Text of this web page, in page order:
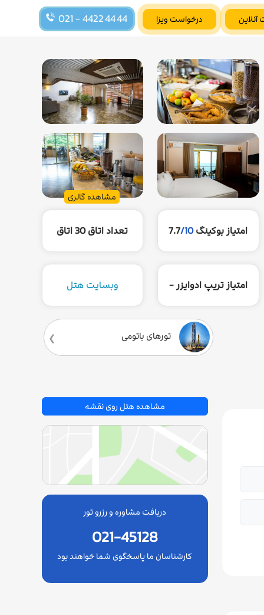
درخواست ویزا 021 - 4422 44 44 آنلاین
مشاهده گالری
امتیاز بوکینگ 7.7/10 تعداد اتاق30 اتاق
امتیاز تریپ ادوایزر - وبسایت هتل
تورهای باتومی
مشاهده هتل روی نقشه
دریافت مشاوره و رزرو تور
021-45128
کارشناسان ما پاسخگوی شما خواهند بود